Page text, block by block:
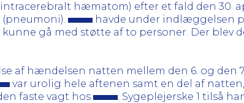
hæmatom) efter et fald den 30.
havde under indlæggelsen
gå med støtte af to personer. Der blev
af hændelsen natten mellem den 6. og den
var urolig hele aftenen samt en del af
faste vagt hos
. Sygeplejerske 1 tilså